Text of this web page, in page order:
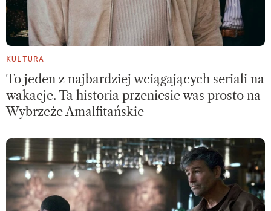
KULTURA
To jeden z najbardziej wciągających seriali na
wakacje. Ta historia przeniesie was prosto na
Wybrzeże Amalfitańskie